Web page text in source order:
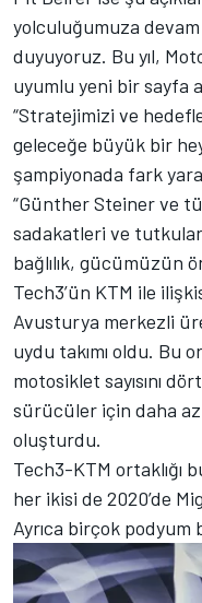
yolculuğumuza
duyuyoruz. Bu yıl,
uyumlu yeni bir sayfa
“Stratejimizi ve
geleceğe büyük bir
şampiyonada fark
“Günther Steiner ve
sadakatleri ve
bağlılık, gücümüzün
Tech3’ün KTM ile
Avusturya merkezli
uydu takımı oldu. Bu
motosiklet sayısını
sürücüler için daha az
oluşturdu.
Tech3-KTM ortaklığı
her ikisi de 2020’de
Ayrıca birçok podyum